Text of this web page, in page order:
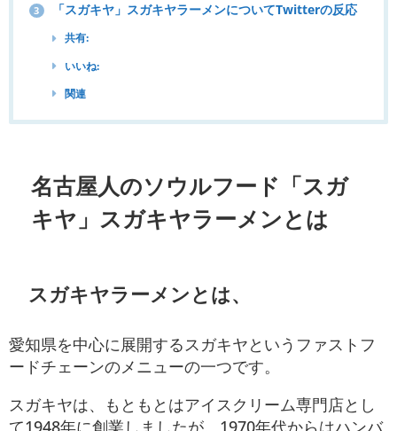
3 「スガキヤ」スガキヤラーメンについてTwitterの反応
共有:
いいね:
関連
名古屋人のソウルフード「スガ
キヤ」スガキヤラーメンとは
スガキヤラーメンとは、
愛知県を中心に展開するスガキヤというファストフ
ードチェーンのメニューの一つです。
スガキヤは、もともとはアイスクリーム専門店とし